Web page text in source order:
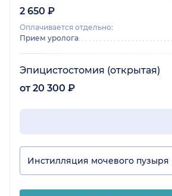
2 650 ₽
Оплачивается отдельно:
Прием уролога
Эпицистостомия (открытая)
от 20 300 ₽
Инстилляция мочевого пузыря